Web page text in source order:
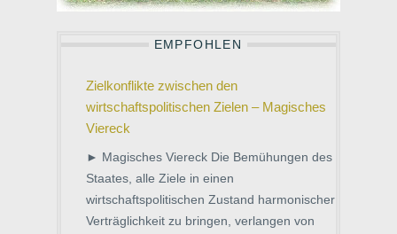
EMPFOHLEN
Zielkonflikte zwischen den
wirtschaftspolitischen Zielen – Magisches
Viereck
► Magisches Viereck Die Bemühungen des
Staates, alle Ziele in einen
wirtschaftspolitischen Zustand harmonischer
Verträglichkeit zu bringen, verlangen von